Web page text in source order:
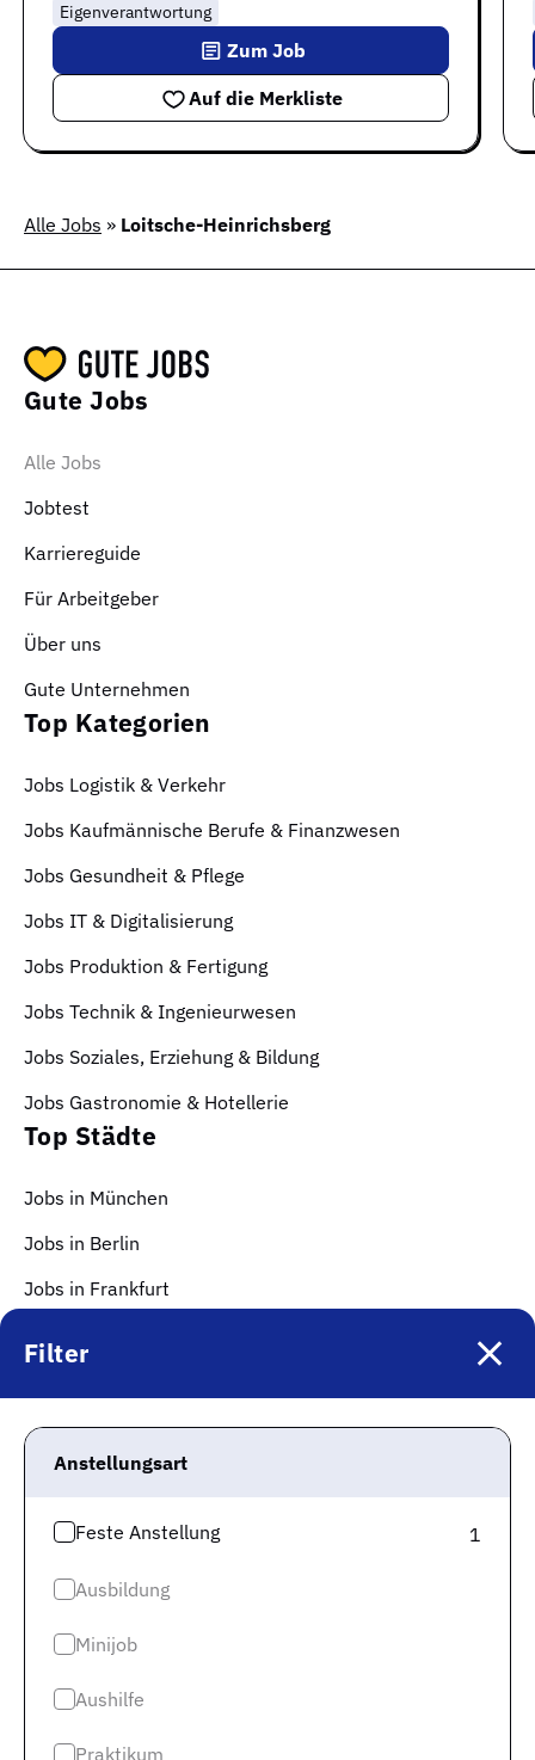
Filter
Anstellungsart
Feste Anstellung 1
Ausbildung
Minijob
Aushilfe
Praktikum
Eigenverantwortung
Auf die Merkliste
Zum Job
Alle Jobs » Loitsche-Heinrichsberg
Gute Jobs
Alle Jobs
Jobtest
Karriereguide
Für Arbeitgeber
Über uns
Gute Unternehmen
Top Kategorien
Jobs Logistik & Verkehr
Jobs Kaufmännische Berufe & Finanzwesen
Jobs Gesundheit & Pflege
Jobs IT & Digitalisierung
Jobs Produktion & Fertigung
Jobs Technik & Ingenieurwesen
Jobs Soziales, Erziehung & Bildung
Jobs Gastronomie & Hotellerie
Top Städte
Jobs in München
Jobs in Berlin
Jobs in Frankfurt
Jobs in Köln
Jobs in Stuttgart
Jobs in Hannover
Mehr Infos
Datenschutz
Datenschutz Jobspreader
Karriere